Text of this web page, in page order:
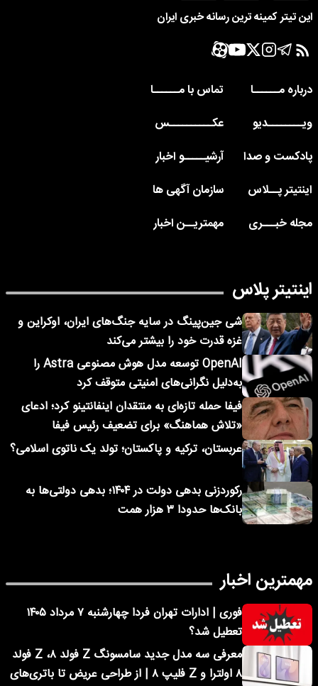
این تیتر کمینه ترین رسانه خبری ایران
درباره مــــــا
تماس با مــــــا
ویــــــــدیو
عکــــــــــس
پادکست و صدا
آرشیـــــو اخبار
اینتیتر پــلاس
سازمان آگهی ها
مجله خبـــری
مهمتریــن اخبار
اینتیتر پلاس
شی جین‌پینگ در سایه جنگ‌های ایران، اوکراین و
غزه قدرت خود را بیشتر می‌کند
OpenAI توسعه مدل هوش مصنوعی Astra را
به‌دلیل نگرانی‌های امنیتی متوقف کرد
فیفا حمله تازه‌ای به منتقدان اینفانتینو کرد؛ ادعای
«تلاش هماهنگ» برای تضعیف رئیس فیفا
عربستان، ترکیه و پاکستان؛ تولد یک ناتوی اسلامی؟
رکوردزنی بدهی دولت در ۱۴۰۴؛ بدهی دولتی‌ها به
بانک‌ها حدودا ۳ هزار همت
مهمترین اخبار
فوری | ادارات تهران فردا چهارشنبه ۷ مرداد ۱۴۰۵
تعطیل شد؟
معرفی سه مدل جدید سامسونگ Z فولد ۸، Z فولد
۸ اولترا و Z فلیپ ۸ | از طراحی عریض تا باتری‌های